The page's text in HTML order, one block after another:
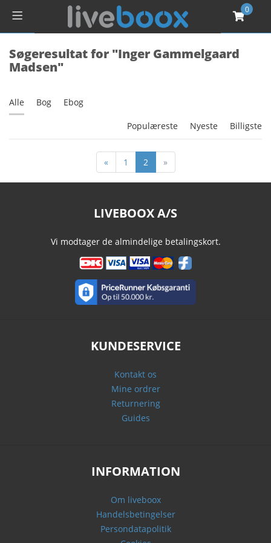
0
Søgeresultat for "Inger Gammelgaard
Madsen"
Alle Bog Ebog
Populæreste Nyeste Billigste
« 1 2 »
LIVEBOOX A/S
Vi modtager de almindelige betalingskort.
KUNDESERVICE
Kontakt os
Mine ordrer
Returnering
Guides
INFORMATION
Om liveboox
Handelsbetingelser
Persondatapolitik